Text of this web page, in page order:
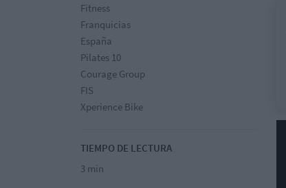
Fitness
Franquicias
España
Pilates 10
Courage Group
FIS
Xperience Bike
TIEMPO DE LECTURA
3 min